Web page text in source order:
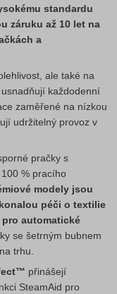
standardu
záruku až 10 let na
a
ale také na
každodenní
zaměřené na nízkou
udržitelný provoz v
pračky s
% pracího
modely jsou
péči o textilie
pro automatické
se šetrným bubnem
trhu.
přinášejí
SteamAid pro